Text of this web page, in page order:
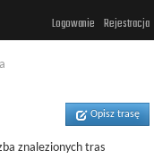
Logowanie Rejestracja
Opisz trasę
znalezionych tras